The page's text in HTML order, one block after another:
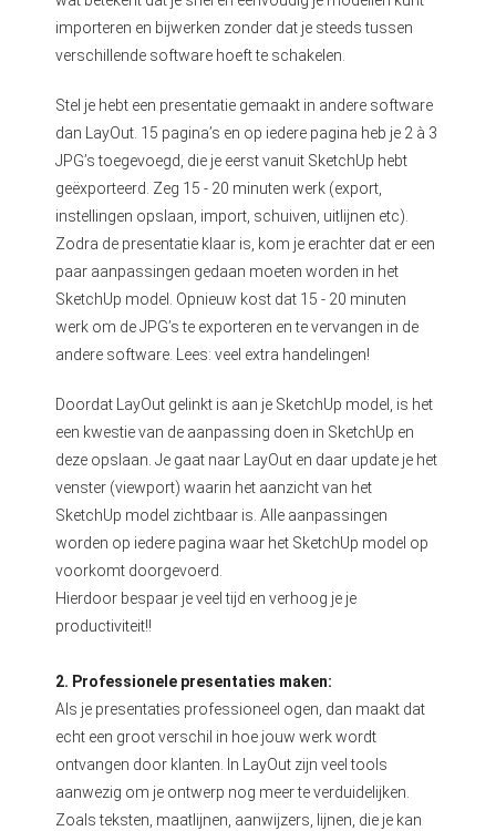
importeren en bijwerken zonder dat je steeds tussen
verschillende software hoeft te schakelen.
Stel je hebt een presentatie gemaakt in andere software
dan LayOut. 15 pagina’s en op iedere pagina heb je 2 à 3
JPG’s toegevoegd, die je eerst vanuit SketchUp hebt
geëxporteerd. Zeg 15 - 20 minuten werk (export,
instellingen opslaan, import, schuiven, uitlijnen etc).
Zodra de presentatie klaar is, kom je erachter dat er een
paar aanpassingen gedaan moeten worden in het
SketchUp model. Opnieuw kost dat 15 - 20 minuten
werk om de JPG’s te exporteren en te vervangen in de
andere software. Lees: veel extra handelingen!
Doordat LayOut gelinkt is aan je SketchUp model, is het
een kwestie van de aanpassing doen in SketchUp en
deze opslaan. Je gaat naar LayOut en daar update je het
venster (viewport) waarin het aanzicht van het
SketchUp model zichtbaar is. Alle aanpassingen
worden op iedere pagina waar het SketchUp model op
voorkomt doorgevoerd.
Hierdoor bespaar je veel tijd en verhoog je je
productiviteit!!
2. Professionele presentaties maken:
Als je presentaties professioneel ogen, dan maakt dat
echt een groot verschil in hoe jouw werk wordt
ontvangen door klanten. In LayOut zijn veel tools
aanwezig om je ontwerp nog meer te verduidelijken.
Zoals teksten, maatlijnen, aanwijzers, lijnen, die je kan